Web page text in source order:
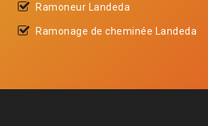
Ramoneur Landeda
Ramonage de cheminée Landeda